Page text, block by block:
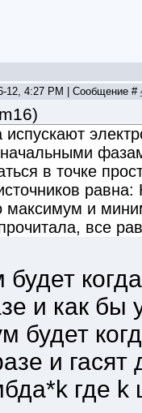
12, 4:27 PM | Сообщение #
)
испускают
в точке
максимум и
все
и как бы
будет
и гасят
где k